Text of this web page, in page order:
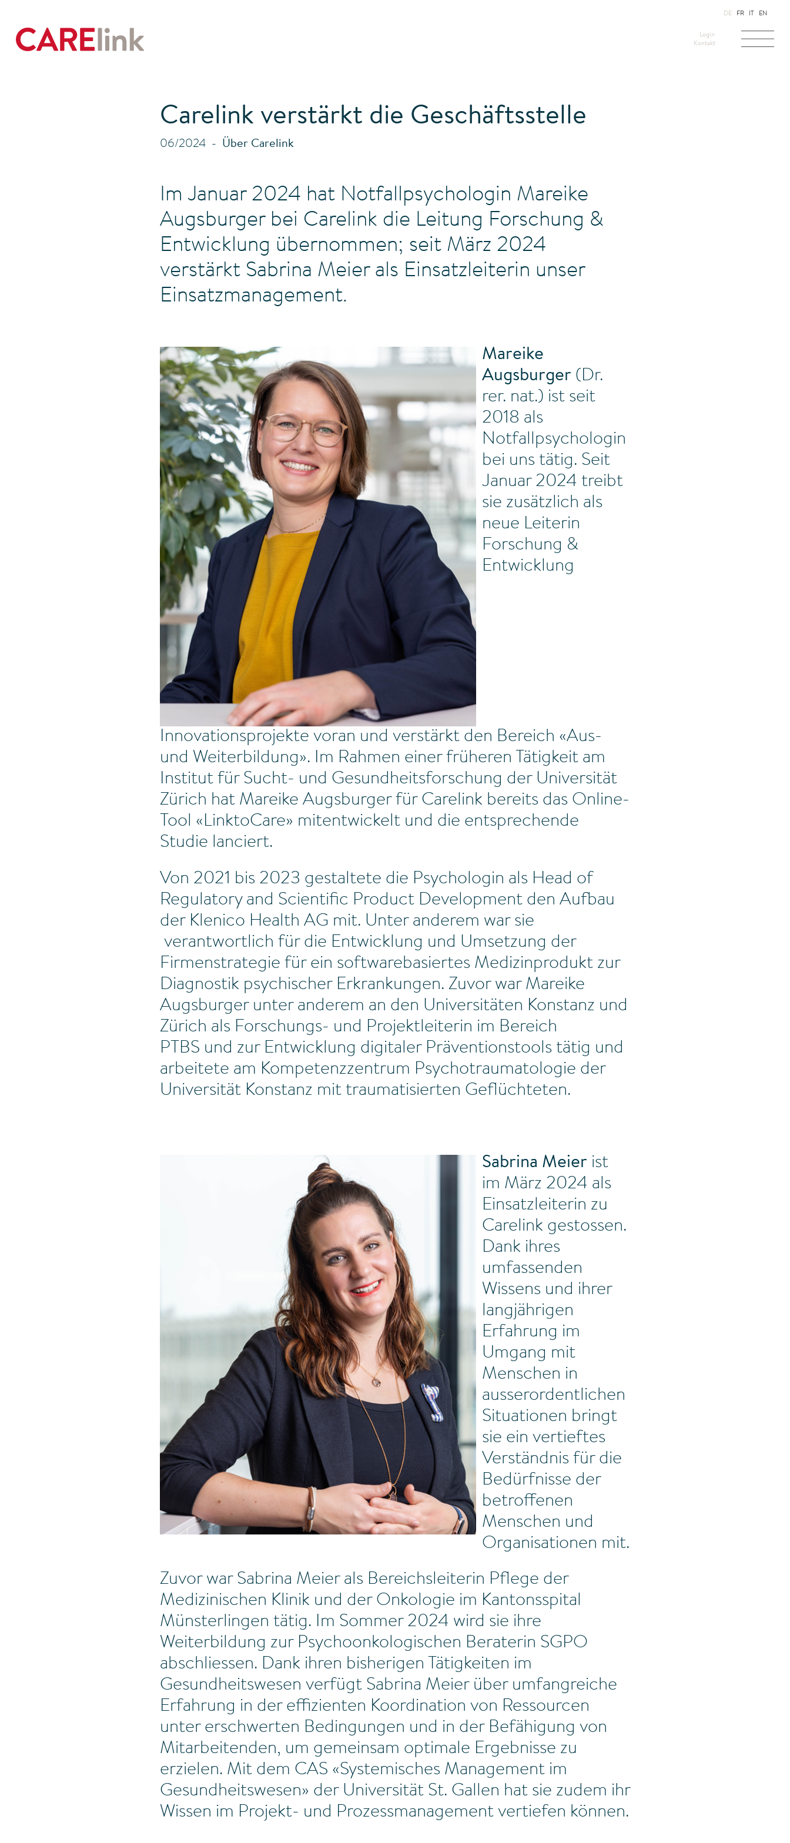
Login
Kontakt
DE FR EN
Carelink verstärkt die Geschäftsstelle
06/2024 Über Carelink
Im Januar 2024 hat Notfallpsychologin Mareike
Augsburger bei Carelink die Leitung Forschung &
Entwicklung übernommen; seit März 2024
verstärkt Sabrina Meier als Einsatzleiterin unser
Einsatzmanagement.
Mareike
Augsburger (Dr.
rer. nat.) ist seit
2018 als
Notfallpsychologin
bei uns tätig. Seit
Januar 2024 treibt
sie zusätzlich als
neue Leiterin
Forschung &
Entwicklung
Innovationsprojekte voran und verstärkt den Bereich «Aus-
und Weiterbildung». Im Rahmen einer früheren Tätigkeit am
Institut für Sucht- und Gesundheitsforschung der Universität
Zürich hat Mareike Augsburger für Carelink bereits das Online-
Tool «LinktoCare» mitentwickelt und die entsprechende
Studie lanciert.
Von 2021 bis 2023 gestaltete die Psychologin als Head of
Regulatory and Scientific Product Development den Aufbau
der Klenico Health AG mit. Unter anderem war sie
verantwortlich für die Entwicklung und Umsetzung der
Firmenstrategie für ein softwarebasiertes Medizinprodukt zur
Diagnostik psychischer Erkrankungen. Zuvor war Mareike
Augsburger unter anderem an den Universitäten Konstanz und
Zürich als Forschungs- und Projektleiterin im Bereich
PTBS und zur Entwicklung digitaler Präventionstools tätig und
arbeitete am Kompetenzzentrum Psychotraumatologie der
Universität Konstanz mit traumatisierten Geflüchteten.
Sabrina Meier ist
im März 2024 als
Einsatzleiterin zu
Carelink gestossen.
Dank ihres
umfassenden
Wissens und ihrer
langjährigen
Erfahrung im
Umgang mit
Menschen in
ausserordentlichen
Situationen bringt
sie ein vertieftes
Verständnis für die
Bedürfnisse der
betroffenen
Menschen und
Organisationen mit.
Zuvor war Sabrina Meier als Bereichsleiterin Pflege der
Medizinischen Klinik und der Onkologie im Kantonsspital
Münsterlingen tätig. Im Sommer 2024 wird sie ihre
Weiterbildung zur Psychoonkologischen Beraterin SGPO
abschliessen. Dank ihren bisherigen Tätigkeiten im
Gesundheitswesen verfügt Sabrina Meier über umfangreiche
Erfahrung in der effizienten Koordination von Ressourcen
unter erschwerten Bedingungen und in der Befähigung von
Mitarbeitenden, um gemeinsam optimale Ergebnisse zu
erzielen. Mit dem CAS «Systemisches Management im
Gesundheitswesen» der Universität St. Gallen hat sie zudem ihr
Wissen im Projekt- und Prozessmanagement vertiefen können.